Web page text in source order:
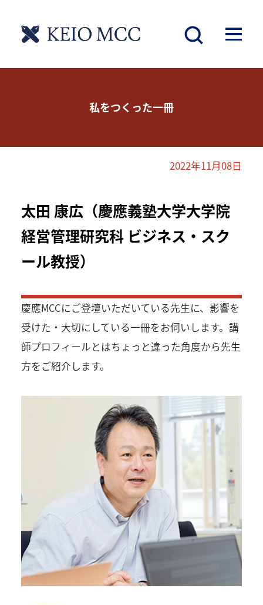
私をつくった一冊
2022年11月08日
太田 康広（慶應義塾大学大学院
経営管理研究科 ビジネス・スク
ール教授）
慶應MCCにご登壇いただいている先生に、影響を
受けた・大切にしている一冊をお伺いします。講
師プロフィールとはちょっと違った角度から先生
方をご紹介します。